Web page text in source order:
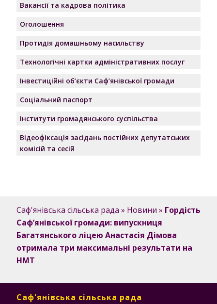
Вакансії та кадрова політика
Оголошення
Протидія домашньому насильству
Технологічні картки адміністративних послуг
Інвестиційні об’єкти Саф’янівської громади
Соціальний паспорт
Інститути громадянського суспільства
Відеофіксація засідань постійних депутатських
комісій та сесій
Саф'янівська сільська рада » Новини » Гордість
Саф’янівської громади: випускниця
Багатянського ліцею Анастасія Дімова
отримала три максимальні результати на
НМТ
Саф'янівська сільська рада